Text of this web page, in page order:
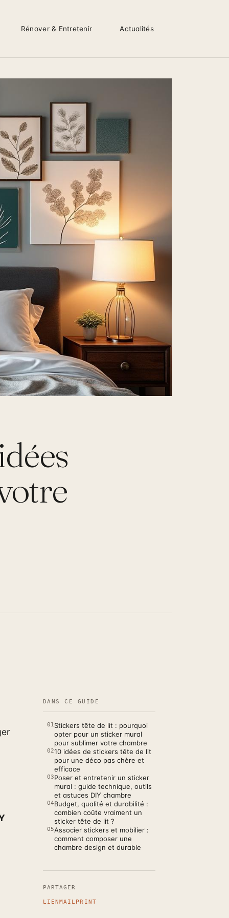
Rénover & Entretenir Actualités
DANS CE GUIDE
01Stickers tête de lit : pourquoi
opter pour un sticker mural
pour sublimer votre chambre
0210 idées de stickers tête de lit
pour une déco pas chère et
efficace
03Poser et entretenir un sticker
mural : guide technique, outils
et astuces DIY chambre
04Budget, qualité et durabilité :
combien coûte vraiment un
sticker tête de lit ?
05Associer stickers et mobilier :
comment composer une
chambre design et durable
PARTAGER
LIENMAILPRINT